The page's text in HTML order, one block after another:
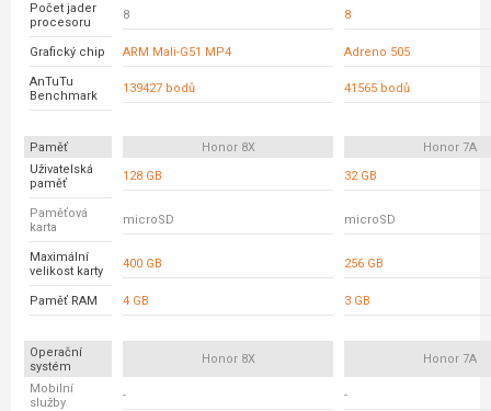
Počet jader
procesoru
8 8
Grafický chip ARM Mali-G51 MP4 Adreno 505
AnTuTu
Benchmark
139427 bodů 41565 bodů
Paměť Honor 8X
Honor 7A
Uživatelská
paměť
128 GB 32 GB
Paměťová
karta
microSD microSD
Maximální
velikost karty
400 GB 256 GB
Paměť RAM 4 GB 3 GB
Operační
systém
Honor 8X Honor 7A
Mobilní
služby
- -